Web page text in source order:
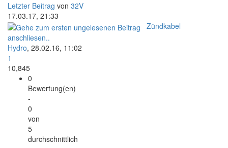
Letzter Beitrag von 32V
17.03.17, 21:33
Zündkabel
anschliesen..
Hydro, 28.02.16, 11:02
1
10,845
0
Bewertung(en)
-
0
von
5
durchschnittlich